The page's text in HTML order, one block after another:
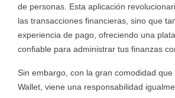
de personas. Esta aplicación
las transacciones financieras, sino que
experiencia de pago, ofreciendo una
confiable para administrar tus finanzas
Sin embargo, con la gran comodidad
Wallet, viene una responsabilidad